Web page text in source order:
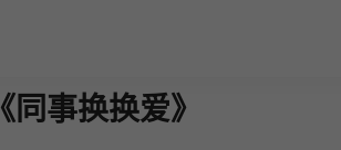
《同事换换爱》